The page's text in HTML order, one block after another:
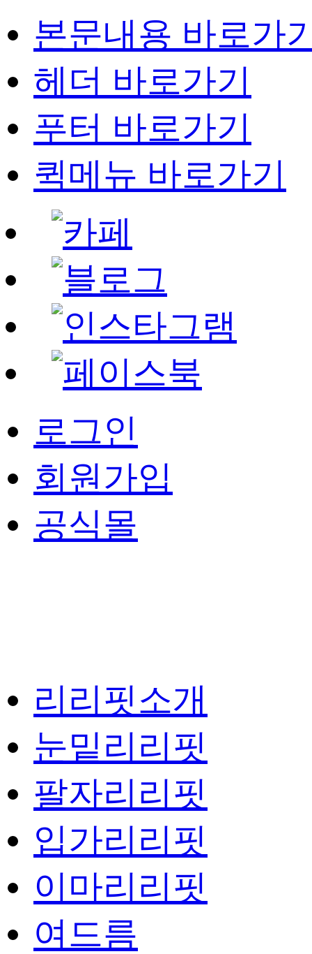
본문내용 바로가
헤더 바로가기
푸터 바로가기
퀵메뉴 바로가기
로그인
회원가입
공식몰
리리핏소개
눈밑리리핏
팔자리리핏
입가리리핏
이마리리핏
여드름